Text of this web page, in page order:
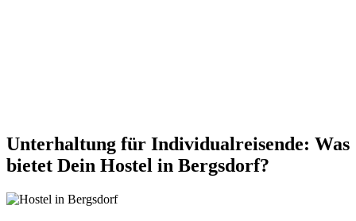
Unterhaltung für Individualreisende: Was
bietet Dein Hostel in Bergsdorf?